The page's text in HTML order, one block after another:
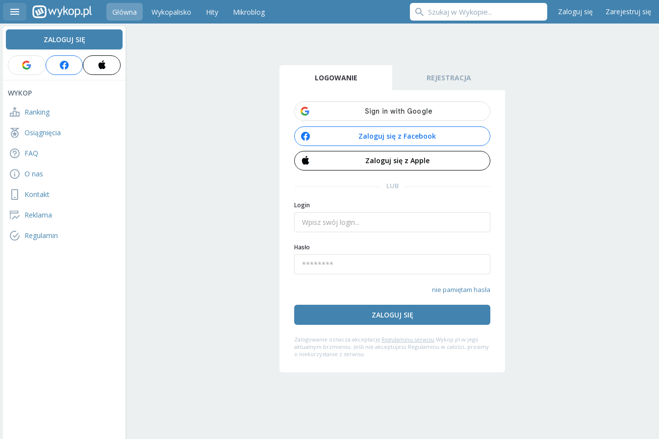
Główna Wykopalisko Hity Mikroblog Zaloguj się Zarejestruj się
ZALOGUJ SIĘ
WYKOP
Ranking
Osiągnięcia
FAQ
O nas
Kontakt
Reklama
Regulamin
LOGOWANIE REJESTRACJA
Zaloguj się z Facebook
Zaloguj się z Apple
LUB
Login
Hasło
nie pamiętam hasła
ZALOGUJ SIĘ
Zalogowanie oznacza akceptację Regulaminu serwisu Wykop.pl w jego
aktualnym brzmieniu. Jeśli nie akceptujesz Regulaminu w całości, prosimy
o niekorzystanie z serwisu.